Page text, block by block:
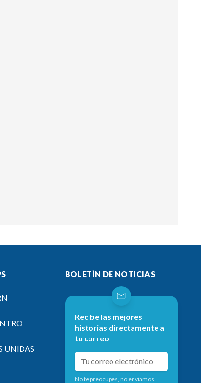
UNIDAS
BOLETÍN DE NOTICIAS
Recibe las mejores
historias directamente a
tu correo
No te preocupes, no enviamos